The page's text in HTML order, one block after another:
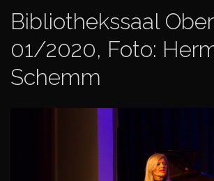
Bibliothekssaal
01/2020, Foto:
Schemm